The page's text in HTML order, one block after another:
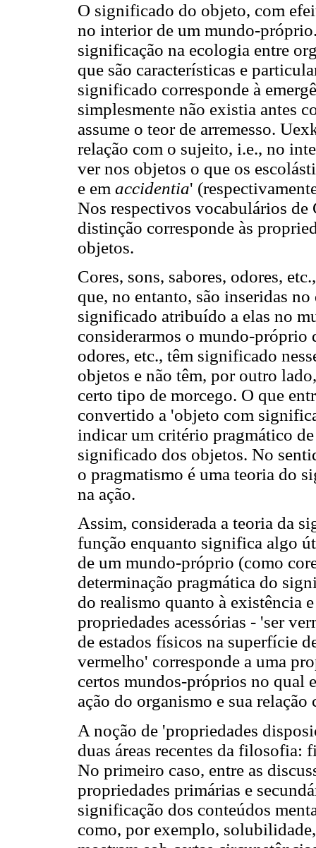
O significado do objeto, com
no interior de um mundo-
significação na ecologia entre
que são características e
significado corresponde à
simplesmente não existia antes
assume o teor de arremesso.
relação com o sujeito, i.e., no
ver nos objetos o que os
e em accidentia'
Nos respectivos vocabulários de
distinção corresponde às
objetos.
Cores, sons, sabores, odores,
que, no entanto, são inseridas
significado atribuído a elas no
considerarmos o mundo-próprio
odores, etc., têm significado
objetos e não têm, por outro
certo tipo de morcego. O que
convertido a 'objeto com
indicar um critério pragmático
significado dos objetos. No
o pragmatismo é uma teoria do
na ação.
Assim, considerada a teoria da
função enquanto significa algo
de um mundo-próprio (como
determinação pragmática do
do realismo quanto à existência
propriedades acessórias - 'ser
de estados físicos na superfície
vermelho' corresponde a uma
certos mundos-próprios no qual
ação do organismo e sua relação
A noção de 'propriedades
duas áreas recentes da
No primeiro caso, entre as
propriedades primárias e
significação dos conteúdos
como, por exemplo,